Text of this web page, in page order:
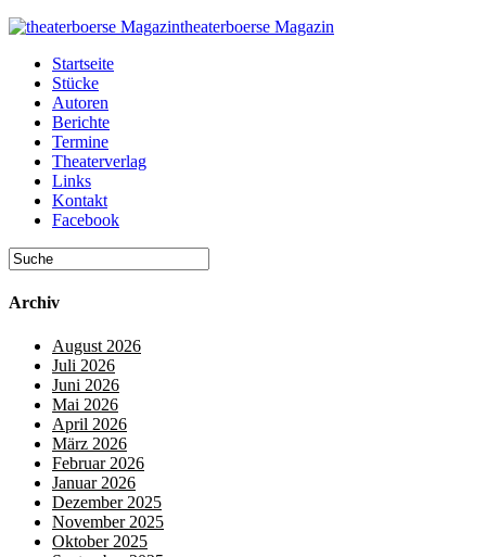
theaterboerse Magazin
Startseite
Stücke
Autoren
Berichte
Termine
Theaterverlag
Links
Kontakt
Facebook
Archiv
August 2026
Juli 2026
Juni 2026
Mai 2026
April 2026
März 2026
Februar 2026
Januar 2026
Dezember 2025
November 2025
Oktober 2025